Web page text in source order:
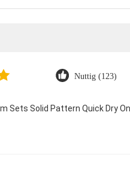
Nuttig (123)
Sets Solid Pattern Quick Dry